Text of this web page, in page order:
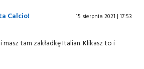
Calcio!
15 sierpnia 2021 | 17:53
masz tam zakładkę Italian. Klikasz to i